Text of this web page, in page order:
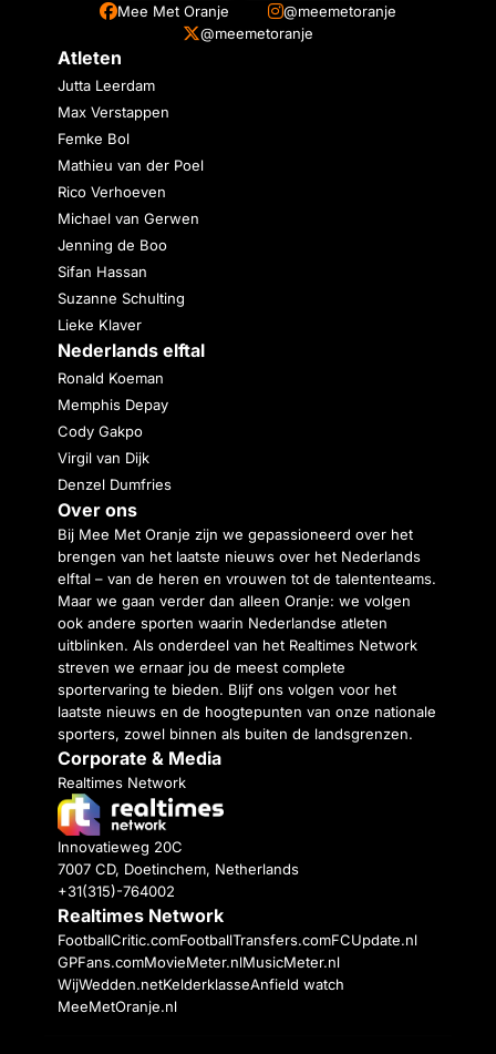
Mee Met Oranje
@meemetoranje
@meemetoranje
Atleten
Jutta Leerdam
Max Verstappen
Femke Bol
Mathieu van der Poel
Rico Verhoeven
Michael van Gerwen
Jenning de Boo
Sifan Hassan
Suzanne Schulting
Lieke Klaver
Nederlands elftal
Ronald Koeman
Memphis Depay
Cody Gakpo
Virgil van Dijk
Denzel Dumfries
Over ons
Bij Mee Met Oranje zijn we gepassioneerd over het
brengen van het laatste nieuws over het Nederlands
elftal – van de heren en vrouwen tot de talententeams.
Maar we gaan verder dan alleen Oranje: we volgen
ook andere sporten waarin Nederlandse atleten
uitblinken. Als onderdeel van het Realtimes Network
streven we ernaar jou de meest complete
sportervaring te bieden. Blijf ons volgen voor het
laatste nieuws en de hoogtepunten van onze nationale
sporters, zowel binnen als buiten de landsgrenzen.
Corporate & Media
Realtimes Network
Innovatieweg 20C
7007 CD, Doetinchem, Netherlands
+31(315)-764002
Realtimes Network
FootballCritic.comFootballTransfers.comFCUpdate.nl
GPFans.comMovieMeter.nlMusicMeter.nl
WijWedden.netKelderklasseAnfield watch
MeeMetOranje.nl